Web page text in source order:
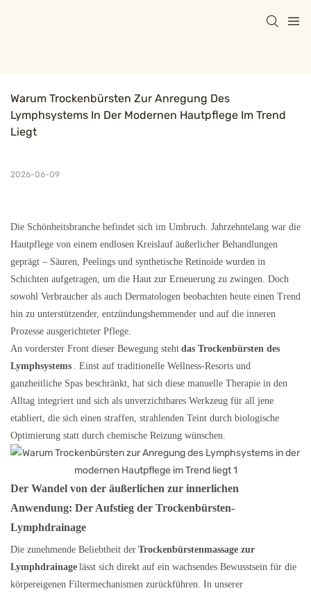
Warum Trockenbürsten Zur Anregung Des
Lymphsystems In Der Modernen Hautpflege Im Trend
Liegt
2026-06-09
Die Schönheitsbranche befindet sich im Umbruch. Jahrzehntelang war die
Hautpflege von einem endlosen Kreislauf äußerlicher Behandlungen
geprägt – Säuren, Peelings und synthetische Retinoide wurden in
Schichten aufgetragen, um die Haut zur Erneuerung zu zwingen. Doch
sowohl Verbraucher als auch Dermatologen beobachten heute einen Trend
hin zu unterstützender, entzündungshemmender und auf die inneren
Prozesse ausgerichteter Pflege.
An vorderster Front dieser Bewegung steht das Trockenbürsten des
Lymphsystems . Einst auf traditionelle Wellness-Resorts und
ganzheitliche Spas beschränkt, hat sich diese manuelle Therapie in den
Alltag integriert und sich als unverzichtbares Werkzeug für all jene
etabliert, die sich einen straffen, strahlenden Teint durch biologische
Optimierung statt durch chemische Reizung wünschen.
Der Wandel von der äußerlichen zur innerlichen
Anwendung: Der Aufstieg der Trockenbürsten-
Lymphdrainage
Die zunehmende Beliebtheit der Trockenbürstenmassage zur
Lymphdrainage lässt sich direkt auf ein wachsendes Bewusstsein für die
körpereigenen Filtermechanismen zurückführen. In unserer